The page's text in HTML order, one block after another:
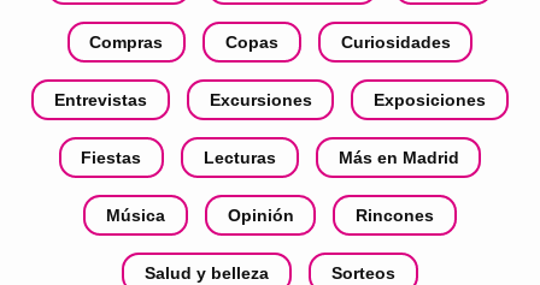
Compras Copas Curiosidades
Entrevistas Excursiones Exposiciones
Fiestas Lecturas Más en Madrid
Música Opinión Rincones
Salud y belleza Sorteos